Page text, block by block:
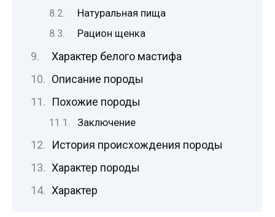
Натуральная пища
Рацион щенка
Характер белого мастифа
Описание породы
Похожие породы
Заключение
История происхождения породы
Характер породы
Характер